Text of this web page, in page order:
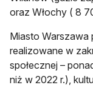
oraz Włochy ( 8
Miasto Warszawa
realizowane w
społecznej –
niż w 2022 r.),